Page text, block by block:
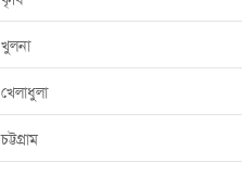
খুলনা
খেলাধুলা
চট্টগ্রাম